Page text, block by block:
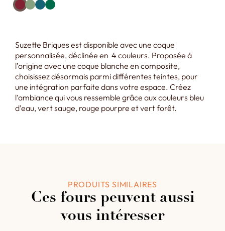
Suzette Briques est disponible avec une coque
personnalisée, déclinée en 4 couleurs. Proposée à
l’origine avec une coque blanche en composite,
choisissez désormais parmi différentes teintes, pour
une intégration parfaite dans votre espace. Créez
l’ambiance qui vous ressemble grâce aux couleurs bleu
d’eau, vert sauge, rouge pourpre et vert forêt.
PRODUITS SIMILAIRES
Ces fours peuvent aussi
vous intéresser